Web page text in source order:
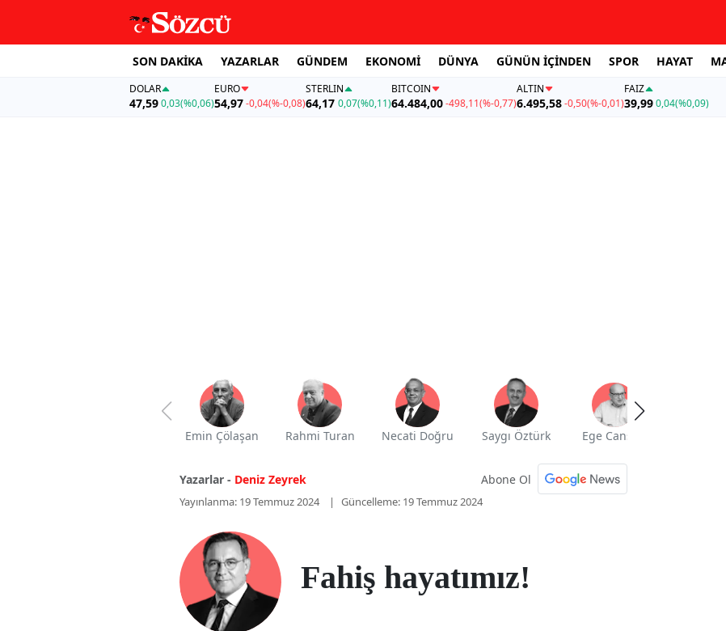
SON DAKİKA YAZARLAR GÜNDEM EKONOMİ DÜNYA GÜNÜN İÇİNDEN SPOR HAYAT
DOLAR
47,590,03(%0,06)
EURO
54,97 -0,04(%-0,08)
STERLIN
64,17 0,07(%0,11)
BITCOIN
64.484,00-498,11(%-0,77)
ALTIN
6.495,58-0,50(%-0,01)
FAİZ
39,990,04(%0,09)
Emin Çölaşan Rahmi Turan Necati Doğru Saygı Öztürk Ege Cansen
Yazarlar - Deniz Zeyrek Abone Ol
Yayınlanma: 19 Temmuz 2024 Güncelleme: 19 Temmuz 2024
Fahiş hayatımız!